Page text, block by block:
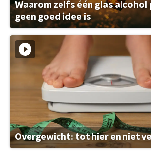
Waarom zelfs één glas alcohol
geen goed idee is
Overgewicht: tot hier en niet